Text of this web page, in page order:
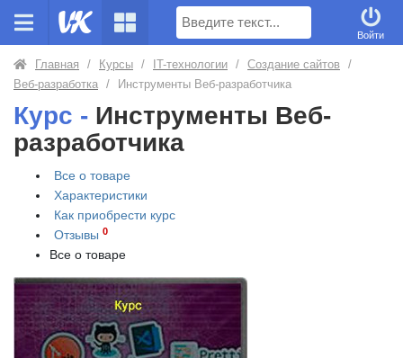
Поиск
Войти
Главная / Курсы / IT-технологии / Создание сайтов
/
Веб-разработка / Инструменты Веб-разработчика
Курс - Инструменты Веб-
разработчика
Все о товаре
Характеристики
Как приобрести курс
Отзывы 0
Все о товаре